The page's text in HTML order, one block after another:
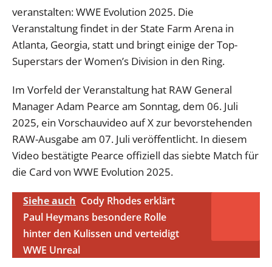
veranstalten: WWE Evolution 2025. Die
Veranstaltung findet in der State Farm Arena in
Atlanta, Georgia, statt und bringt einige der Top-
Superstars der Women’s Division in den Ring.
Im Vorfeld der Veranstaltung hat RAW General
Manager Adam Pearce am Sonntag, dem 06. Juli
2025, ein Vorschauvideo auf X zur bevorstehenden
RAW-Ausgabe am 07. Juli veröffentlicht. In diesem
Video bestätigte Pearce offiziell das siebte Match für
die Card von WWE Evolution 2025.
Siehe auch Cody Rhodes erklärt
Paul Heymans besondere Rolle
hinter den Kulissen und verteidigt
WWE Unreal